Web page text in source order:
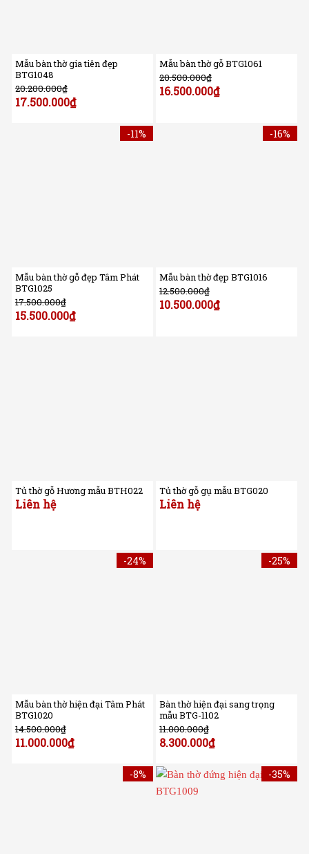
Mẫu bàn thờ gia tiên đẹp
BTG1048
20.200.000₫
17.500.000₫
Mẫu bàn thờ gỗ BTG1061
20.500.000₫
16.500.000₫
-11%
Mẫu bàn thờ gỗ đẹp Tâm Phát
BTG1025
17.500.000₫
15.500.000₫
-16%
Mẫu bàn thờ đẹp BTG1016
12.500.000₫
10.500.000₫
Tủ thờ gỗ Hương mẫu BTH022
Liên hệ
Tủ thờ gỗ gụ mẫu BTG020
Liên hệ
-24%
Mẫu bàn thờ hiện đại Tâm Phát
BTG1020
14.500.000₫
11.000.000₫
-25%
Bàn thờ hiện đại sang trọng
mẫu BTG-1102
11.000.000₫
8.300.000₫
-8% -35%